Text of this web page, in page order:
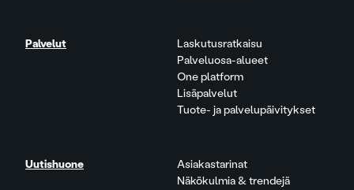
Palvelut
Laskutusratkaisu
Palveluosa-alueet
One platform
Lisäpalvelut
Tuote- ja palvelupäivitykset
Uutishuone
Asiakastarinat
Näkökulmia & trendejä